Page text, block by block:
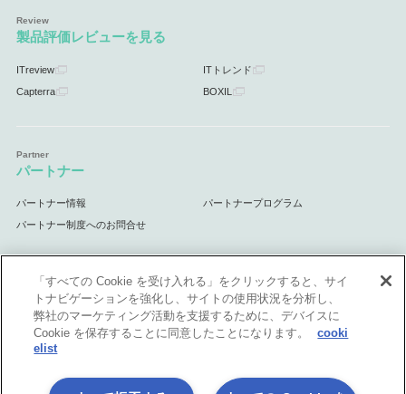
製品評価レビューを見る
ITreview ITトレンド
Capterra BOXIL
パートナー
パートナー情報 パートナープログラム
パートナー制度へのお問合せ
サポート
サポート情報
「すべての Cookie を受け入れる」をクリックすると、サイ
トナビゲーションを強化し、サイトの使用状況を分析し、
弊社のマーケティング活動を支援するために、デバイスに
Cookie を保存することに同意したことになります。
cooki
elist